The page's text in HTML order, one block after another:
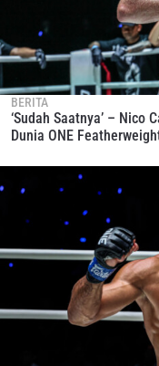
BERITA
‘Sudah Saatnya’ – Nico
Dunia ONE